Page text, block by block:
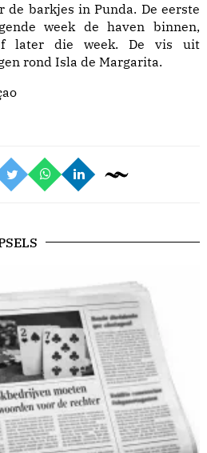
de barkjes in Punda. De eerste
week de haven binnen,
later die week. De vis uit
rond Isla de Margarita.